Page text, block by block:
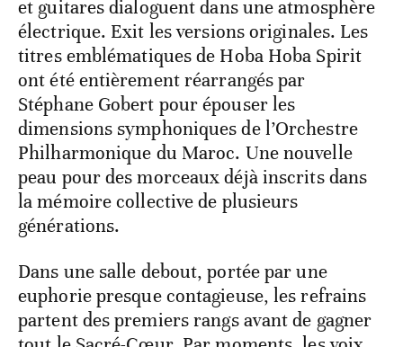
et guitares dialoguent dans une atmosphère
électrique. Exit les versions originales. Les
titres emblématiques de Hoba Hoba Spirit
ont été entièrement réarrangés par
Stéphane Gobert pour épouser les
dimensions symphoniques de l’Orchestre
Philharmonique du Maroc. Une nouvelle
peau pour des morceaux déjà inscrits dans
la mémoire collective de plusieurs
générations.
Dans une salle debout, portée par une
euphorie presque contagieuse, les refrains
partent des premiers rangs avant de gagner